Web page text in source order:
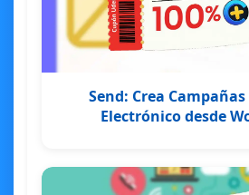
Send: Crea
Electrónico desde